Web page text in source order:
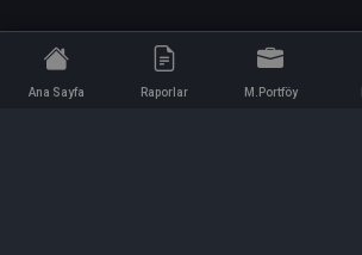
Ana Sayfa Raporlar M.Portföy